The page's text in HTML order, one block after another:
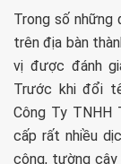
Trong số những
trên địa bàn
vị được đánh
Trước khi đổi
Công Ty TNHH
cấp rất nhiều
công, tường cây